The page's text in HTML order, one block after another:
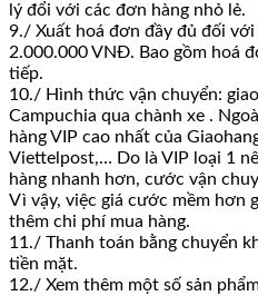
lý đổi với các đơn hàng nhỏ lẻ.
9./ Xuất hoá đơn đầy đủ đối
2.000.000 VNĐ. Bao gồm hoá
tiếp.
10./ Hình thức vận chuyển:
Campuchia qua chành xe .
hàng VIP cao nhất của
Viettelpost,… Do là VIP loại 1
hàng nhanh hơn, cước vận
Vì vậy, việc giá cước mềm hơn
thêm chi phí mua hàng.
11./ Thanh toán bằng chuyển
tiền mặt.
12./ Xem thêm một số sản